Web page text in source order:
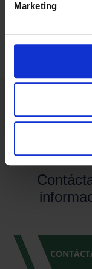
Marketing